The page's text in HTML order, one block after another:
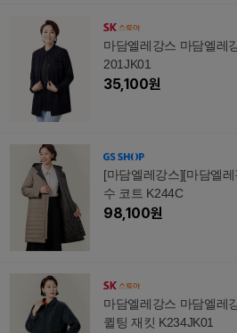
마담엘레강스 마담엘레
201JK01
35,100원
[마담엘레강스][마담엘
수 코트 K244C
98,100원
마담엘레강스 마담엘레
퀼팅 재킷 K234JK01